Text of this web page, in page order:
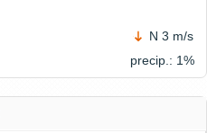
N 3 m/s
precip.: 1%